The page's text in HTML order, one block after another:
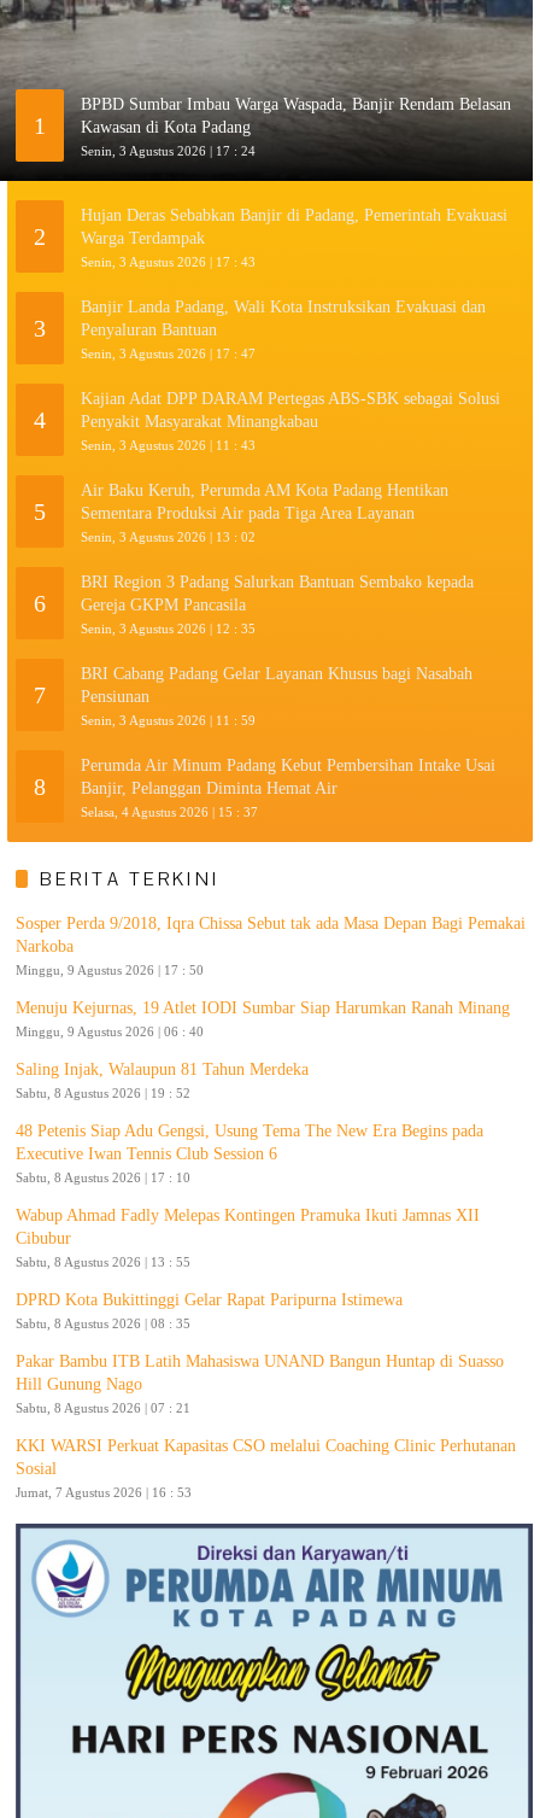
1
BPBD Sumbar Imbau Warga Waspada, Banjir Rendam Belasan
Kawasan di Kota Padang
Senin, 3 Agustus 2026 | 17 : 24
2
Hujan Deras Sebabkan Banjir di Padang, Pemerintah Evakuasi
Warga Terdampak
Senin, 3 Agustus 2026 | 17 : 43
3
Banjir Landa Padang, Wali Kota Instruksikan Evakuasi dan
Penyaluran Bantuan
Senin, 3 Agustus 2026 | 17 : 47
4
Kajian Adat DPP DARAM Pertegas ABS-SBK sebagai Solusi
Penyakit Masyarakat Minangkabau
Senin, 3 Agustus 2026 | 11 : 43
5
Air Baku Keruh, Perumda AM Kota Padang Hentikan
Sementara Produksi Air pada Tiga Area Layanan
Senin, 3 Agustus 2026 | 13 : 02
6
BRI Region 3 Padang Salurkan Bantuan Sembako kepada
Gereja GKPM Pancasila
Senin, 3 Agustus 2026 | 12 : 35
7
BRI Cabang Padang Gelar Layanan Khusus bagi Nasabah
Pensiunan
Senin, 3 Agustus 2026 | 11 : 59
8
Perumda Air Minum Padang Kebut Pembersihan Intake Usai
Banjir, Pelanggan Diminta Hemat Air
Selasa, 4 Agustus 2026 | 15 : 37
BERITA TERKINI
Sosper Perda 9/2018, Iqra Chissa Sebut tak ada Masa Depan Bagi Pemakai
Narkoba
Minggu, 9 Agustus 2026 | 17 : 50
Menuju Kejurnas, 19 Atlet IODI Sumbar Siap Harumkan Ranah Minang
Minggu, 9 Agustus 2026 | 06 : 40
Saling Injak, Walaupun 81 Tahun Merdeka
Sabtu, 8 Agustus 2026 | 19 : 52
48 Petenis Siap Adu Gengsi, Usung Tema The New Era Begins pada
Executive Iwan Tennis Club Session 6
Sabtu, 8 Agustus 2026 | 17 : 10
Wabup Ahmad Fadly Melepas Kontingen Pramuka Ikuti Jamnas XII
Cibubur
Sabtu, 8 Agustus 2026 | 13 : 55
DPRD Kota Bukittinggi Gelar Rapat Paripurna Istimewa
Sabtu, 8 Agustus 2026 | 08 : 35
Pakar Bambu ITB Latih Mahasiswa UNAND Bangun Huntap di Suasso
Hill Gunung Nago
Sabtu, 8 Agustus 2026 | 07 : 21
KKI WARSI Perkuat Kapasitas CSO melalui Coaching Clinic Perhutanan
Sosial
Jumat, 7 Agustus 2026 | 16 : 53